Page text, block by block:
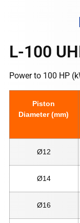
L-100
Power to 100 HP
Piston
Diameter (mm)
Ø12
Ø14
Ø16